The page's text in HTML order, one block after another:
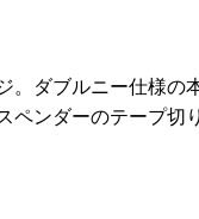
。ダブルニー仕様の
ンダーのテープ切